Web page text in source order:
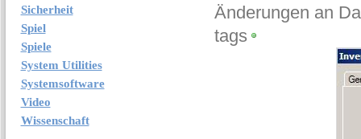
Sicherheit
Spiel
Spiele
System Utilities
Systemsoftware
Video
Wissenschaft
Änderungen an
tags